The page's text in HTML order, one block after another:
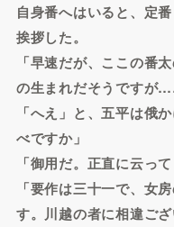
自身番へはいると、定
挨拶した。
「早速だが、ここの番
の生まれだそうですが
「へえ」と、五平は俄
べですか」
「御用だ。正直に云って
「要作は三十一で、女
す。川越の者に相違ござ